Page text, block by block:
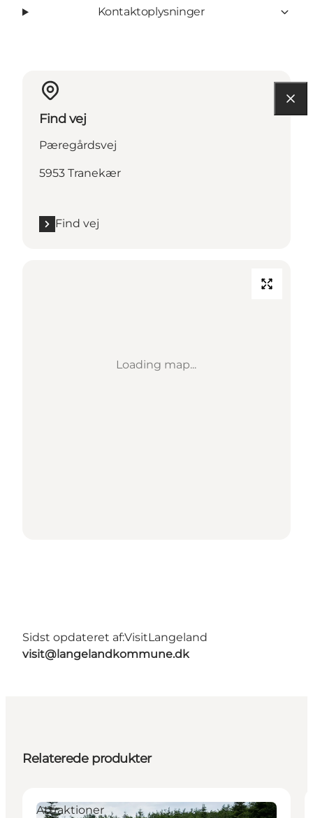
Kontaktoplysninger
Find vej
Pæregårdsvej
5953 Tranekær
Find vej
Loading map...
Sidst opdateret af:VisitLangeland
visit@langelandkommune.dk
Relaterede produkter
Attraktioner